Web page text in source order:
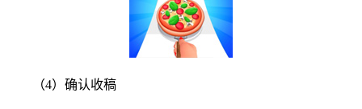
（4）确认收稿